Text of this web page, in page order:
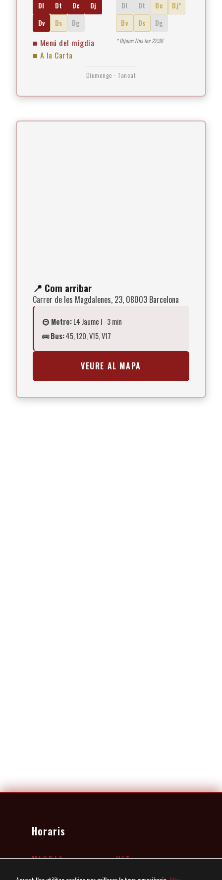
Dl Dt Dc
Dj
Dv
Ds Dg
■ Menú del migdia
■ A la Carta
Dl Dt Dc
Dj*
Dv
Ds Dg
* Dijous: Fins les 22:30
Diumenge · Tancat
📍 Com arribar
Carrer de les Magdalenes, 23, 08003 Barcelona
🚇 Metro:L4 Jaume I · 3 min
🚌Bus:45, 120, V15, V17
VEURE AL MAPA
Horaris
MIGDIA
13:00 – 15:30
NIT
20:00 – 23:00